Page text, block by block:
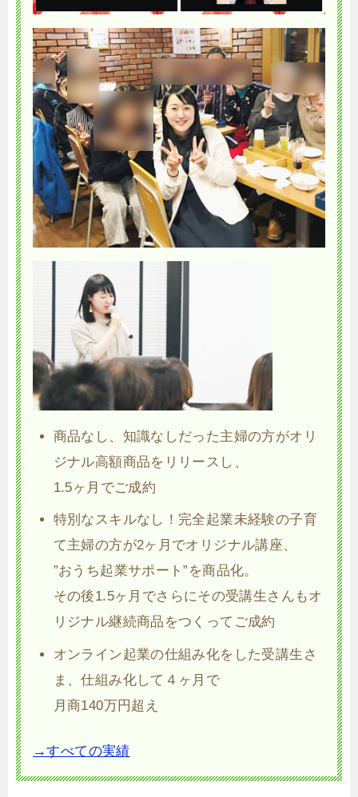
商品なし、知識なしだった主婦の方がオリ
ジナル高額商品をリリースし、
1.5ヶ月でご成約
特別なスキルなし！完全起業未経験の子育
て主婦の方が2ヶ月でオリジナル講座、
”おうち起業サポート”を商品化。
その後1.5ヶ月でさらにその受講生さんもオ
リジナル継続商品をつくってご成約
オンライン起業の仕組み化をした受講生さ
ま、仕組み化して４ヶ月で
月商140万円超え
→すべての実績